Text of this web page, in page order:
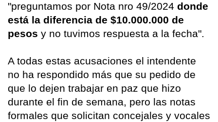
"preguntamos por Nota nro 49/2024 donde
está la diferencia de $10.000.000 de
pesos y no tuvimos respuesta a la fecha".
A todas estas acusaciones el intendente
no ha respondido más que su pedido de
que lo dejen trabajar en paz que hizo
durante el fin de semana, pero las notas
formales que solicitan concejales y vocales